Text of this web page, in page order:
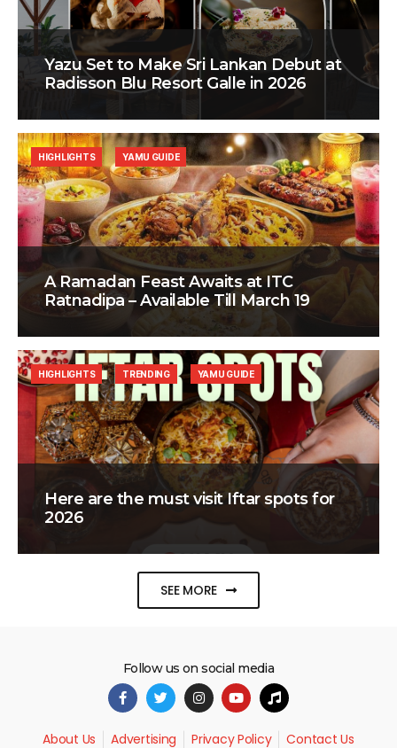
Yazu Set to Make Sri Lankan Debut at
Radisson Blu Resort Galle in 2026
A Ramadan Feast Awaits at ITC
Ratnadipa – Available Till March 19
HIGHLIGHTS YAMU GUIDE
Here are the must visit Iftar spots for
2026
HIGHLIGHTS TRENDING YAMU GUIDE
SEE MORE
Follow us on social media
About Us Advertising Privacy Policy Contact Us